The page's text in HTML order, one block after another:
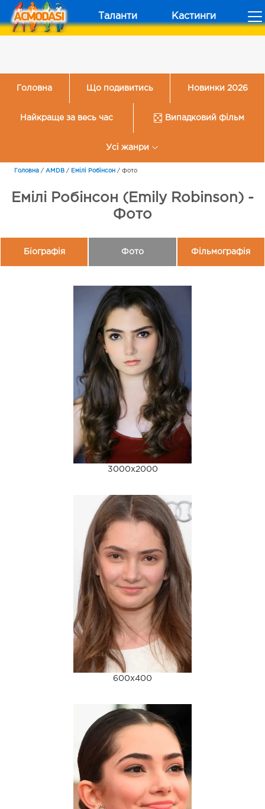
Таланти Кастинги
Головна Що подивитись Новинки 2026
Найкраще за весь час Випадковий фільм
Усі жанри
Головна / AMDB / Емілі Робінсон / Фото
Емілі Робінсон (Emily Robinson) -
Фото
Біографія Фото Фільмографія
3000x2000
600x400